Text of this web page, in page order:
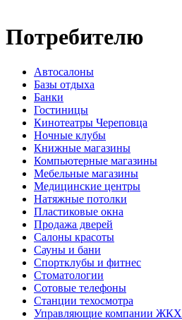
Потребителю
Автосалоны
Базы отдыха
Банки
Гостиницы
Кинотеатры Череповца
Ночные клубы
Книжные магазины
Компьютерные магазины
Мебельные магазины
Медицинские центры
Натяжные потолки
Пластиковые окна
Продажа дверей
Салоны красоты
Сауны и бани
Спортклубы и фитнес
Стоматологии
Сотовые телефоны
Станции техосмотра
Управляющие компании ЖКХ